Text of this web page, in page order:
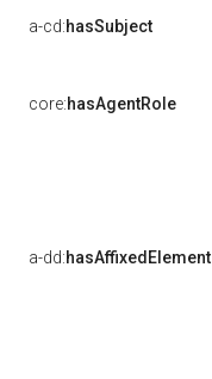
a-cd:hasSubject
core:hasAgentRole
a-dd:hasAffixedElement